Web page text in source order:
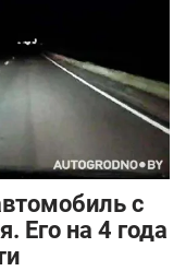
с
Его на 4 года